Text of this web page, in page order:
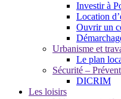
Investir à
Location
Ouvrir un
Urbanisme et
Le plan
Sécurité –
DICRIM
Les loisirs